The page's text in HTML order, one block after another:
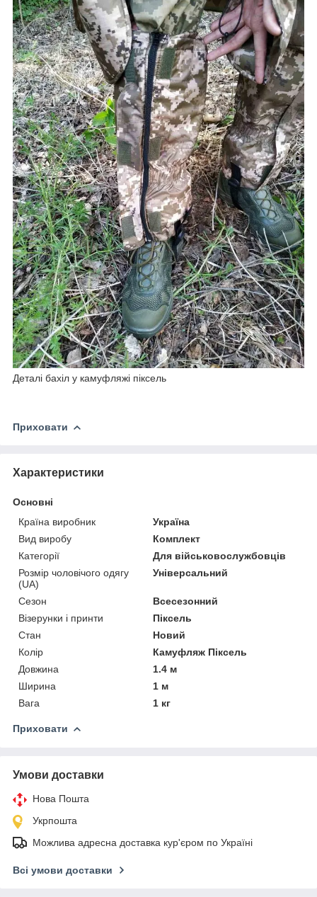
Деталі бахіл у камуфляжі піксель
Приховати
Характеристики
Основні
Країна виробник
Україна
Вид виробу
Комплект
Категорії
Для військовослужбовців
Розмір чоловічого одягу
(UA)
Універсальний
Сезон
Всесезонний
Візерунки і принти
Піксель
Стан
Новий
Колір
Камуфляж Піксель
Довжина
1.4 м
Ширина
1 м
Вага
1 кг
Приховати
Умови доставки
Нова Пошта
Укрпошта
Можлива адресна доставка кур'єром по Україні
Всі умови доставки